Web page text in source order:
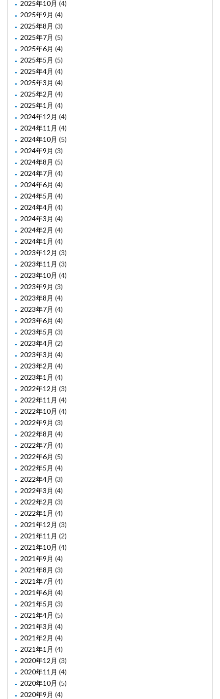
2025年10月 (4)
2025年9月 (4)
2025年8月 (3)
2025年7月 (5)
2025年6月 (4)
2025年5月 (5)
2025年4月 (4)
2025年3月 (4)
2025年2月 (4)
2025年1月 (4)
2024年12月 (4)
2024年11月 (4)
2024年10月 (5)
2024年9月 (3)
2024年8月 (5)
2024年7月 (4)
2024年6月 (4)
2024年5月 (4)
2024年4月 (4)
2024年3月 (4)
2024年2月 (4)
2024年1月 (4)
2023年12月 (3)
2023年11月 (3)
2023年10月 (4)
2023年9月 (3)
2023年8月 (4)
2023年7月 (4)
2023年6月 (4)
2023年5月 (3)
2023年4月 (2)
2023年3月 (4)
2023年2月 (4)
2023年1月 (4)
2022年12月 (3)
2022年11月 (4)
2022年10月 (4)
2022年9月 (3)
2022年8月 (4)
2022年7月 (4)
2022年6月 (5)
2022年5月 (4)
2022年4月 (3)
2022年3月 (4)
2022年2月 (3)
2022年1月 (4)
2021年12月 (3)
2021年11月 (2)
2021年10月 (4)
2021年9月 (4)
2021年8月 (3)
2021年7月 (4)
2021年6月 (4)
2021年5月 (3)
2021年4月 (5)
2021年3月 (4)
2021年2月 (4)
2021年1月 (4)
2020年12月 (3)
2020年11月 (4)
2020年10月 (5)
2020年9月 (4)